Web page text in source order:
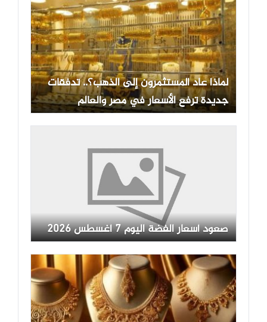
لماذا عاد المستثمرون إلى الذهب؟.. تدفقات
جديدة ترفع الأسعار في مصر والعالم
صعود أسعار الفضة اليوم 7 أغسطس 2026